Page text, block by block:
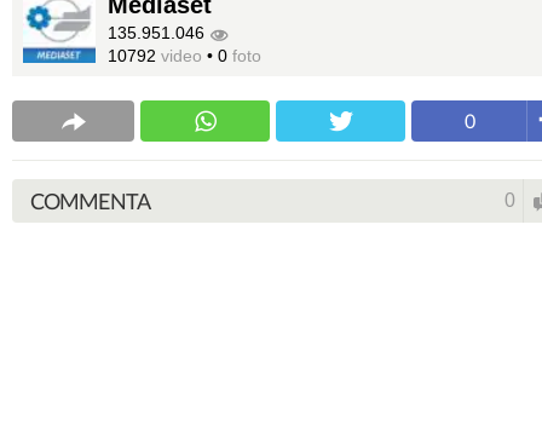
135.951.046
10792 video • 0 foto
0
COMMENTA 0